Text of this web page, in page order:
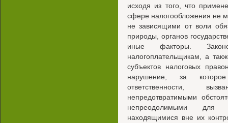
исходя из того, что
сфере налогообложения не
не зависящими от воли
природы, органов
иные факторы.
налогоплательщикам, а
субъектов налоговых
нарушение, за
ответственности,
непредотвратимыми
непреодолимыми для
находящимися вне их